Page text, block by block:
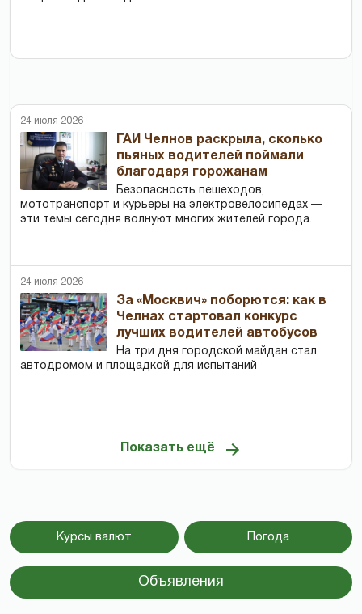
24 июля 2026
ГАИ Челнов раскрыла, сколько
пьяных водителей поймали
благодаря горожанам
Безопасность пешеходов,
мототранспорт и курьеры на электровелосипедах —
эти темы сегодня волнуют многих жителей города.
24 июля 2026
За «Москвич» поборются: как в
Челнах стартовал конкурс
лучших водителей автобусов
На три дня городской майдан стал
автодромом и площадкой для испытаний
Показать ещё
Курсы валют Погода
Объявления